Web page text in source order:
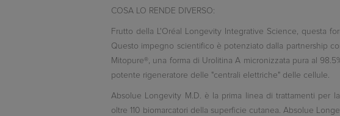
COSA LO RENDE DIVERSO:
Frutto della L'Oréal Longevity Integrative Science, questa
Questo impegno scientifico è potenziato dalla partnership
Mitopure® , una forma di Urolitina A micronizzata pura al
potente rigeneratore delle "centrali elettriche" delle cellule.
Absolue Longevity M.D. è la prima linea di trattamenti per
oltre 110 biomarcatori della superficie cutanea. Absolue